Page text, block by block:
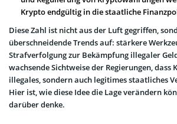
Krypto endgültig in die staatliche
Diese Zahl ist nicht aus der Luft gegriffen,
überschneidende Trends auf: stärkere
Strafverfolgung zur Bekämpfung illegaler
wachsende Sichtweise der Regierungen, dass
illegales, sondern auch legitimes staatliches
Hier ist, wie diese Idee die Lage verändern
darüber denke.